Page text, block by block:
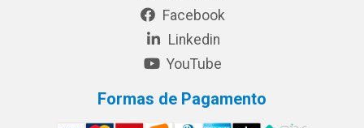
Facebook
Linkedin
YouTube
Formas de Pagamento